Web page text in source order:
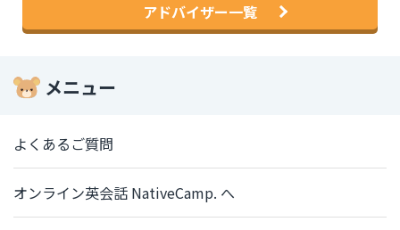
アドバイザー一覧
メニュー
よくあるご質問
オンライン英会話 NativeCamp. へ